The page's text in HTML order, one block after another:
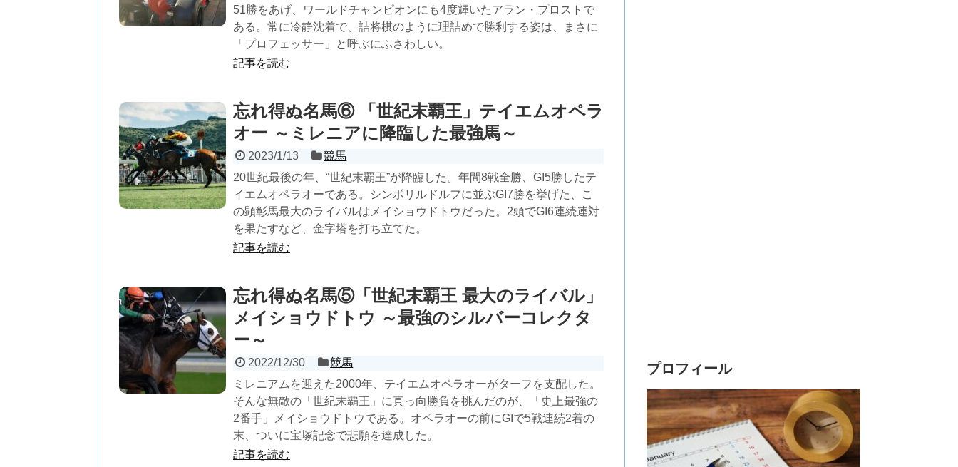
51勝をあげ、ワールドチャンピオンにも4度輝いたアラン・プロストで
ある。常に冷静沈着で、詰将棋のように理詰めで勝利する姿は、まさに
「プロフェッサー」と呼ぶにふさわしい。
記事を読む
忘れ得ぬ名馬⑥ 「世紀末覇王」テイエムオペラ
オー ～ミレニアに降臨した最強馬～
2023/1/13
競馬
20世紀最後の年、“世紀末覇王”が降臨した。年間8戦全勝、GI5勝したテ
イエムオペラオーである。シンボリルドルフに並ぶGI7勝を挙げた、こ
の顕彰馬最大のライバルはメイショウドトウだった。2頭でGI6連続連対
を果たすなど、金字塔を打ち立てた。
記事を読む
忘れ得ぬ名馬⑤「世紀末覇王 最大のライバル」
メイショウドトウ ～最強のシルバーコレクタ
ー～
2022/12/30
競馬
ミレニアムを迎えた2000年、テイエムオペラオーがターフを支配した。
そんな無敵の「世紀末覇王」に真っ向勝負を挑んだのが、「史上最強の
2番手」メイショウドトウである。オペラオーの前にGIで5戦連続2着の
末、ついに宝塚記念で悲願を達成した。
記事を読む
プロフィール